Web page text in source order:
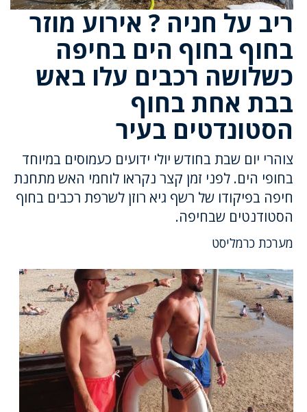
ריב על חניה ? אירוע מוזר
בחוף בחוף הים בחיפה
כשלושה רכבים עלו באש
בבת אחת בחוף
הסטונדטים בעיר
צוהרי יום שבת בחודש יולי ידועים כעמוסים במיוחד
בחופי הים. לפני זמן קצר נקראו לוחמי האש מתחנת
חיפה בפיקודו של רשף גיא רוזן לשרפת רכבים בחוף
הסטודנטים שבחיפה.
מערכת כרמליסט